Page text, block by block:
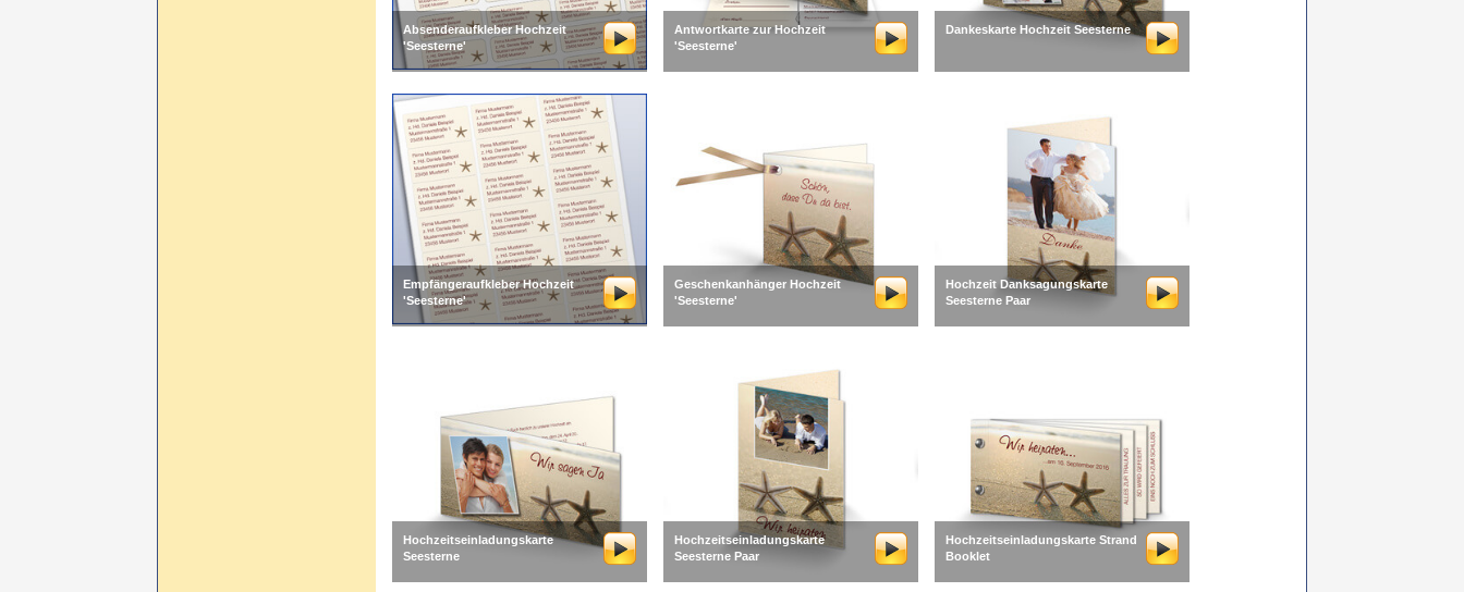
Absenderaufkleber Hochzeit
'Seesterne'
Antwortkarte zur Hochzeit
'Seesterne'
Dankeskarte Hochzeit Seesterne
Empfängeraufkleber Hochzeit
'Seesterne'
Geschenkanhänger Hochzeit
'Seesterne'
Hochzeit Danksagungskarte
Seesterne Paar
Hochzeitseinladungskarte
Seesterne
Hochzeitseinladungskarte
Seesterne Paar
Hochzeitseinladungskarte Strand
Booklet